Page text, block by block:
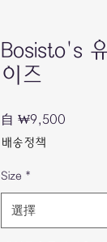
Bosisto's
이즈
自 ₩9,500
배송정책
Size *
選擇